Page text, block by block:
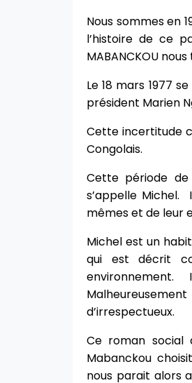
Nous sommes en
l’histoire de ce
MABANCKOU
Le 18 mars 1977
président Marien
Cette incertitude
Congolais.
Cette période
s’appelle Michel.
mêmes et de leur
Michel est un
qui est décrit
d’irrespectueux.
Ce roman social
Mabanckou
nous parait alors